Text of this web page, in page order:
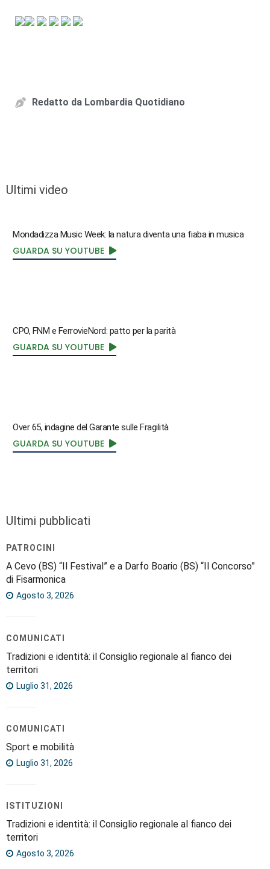
Redatto da Lombardia Quotidiano
Ultimi video
Mondadizza Music Week: la natura diventa una fiaba in musica
GUARDA SU YOUTUBE
CPO, FNM e FerrovieNord: patto per la parità
GUARDA SU YOUTUBE
Over 65, indagine del Garante sulle Fragilità
GUARDA SU YOUTUBE
Ultimi pubblicati
PATROCINI
A Cevo (BS) “Il Festival” e a Darfo Boario (BS) “Il Concorso”
di Fisarmonica
Agosto 3, 2026
COMUNICATI
Tradizioni e identità: il Consiglio regionale al fianco dei
territori
Luglio 31, 2026
COMUNICATI
Sport e mobilità
Luglio 31, 2026
ISTITUZIONI
Tradizioni e identità: il Consiglio regionale al fianco dei
territori
Agosto 3, 2026